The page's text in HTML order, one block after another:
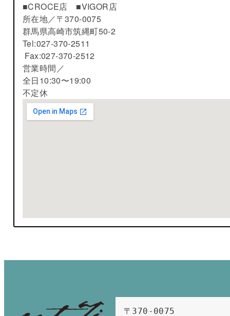
■CROCE店 ■VIGOR店
所在地／〒370-0075
群馬県高崎市筑縄町50-2
Tel:027-370-2511
Fax:027-370-2512
営業時間／
全日10:30〜19:00
不定休
〒370-0075